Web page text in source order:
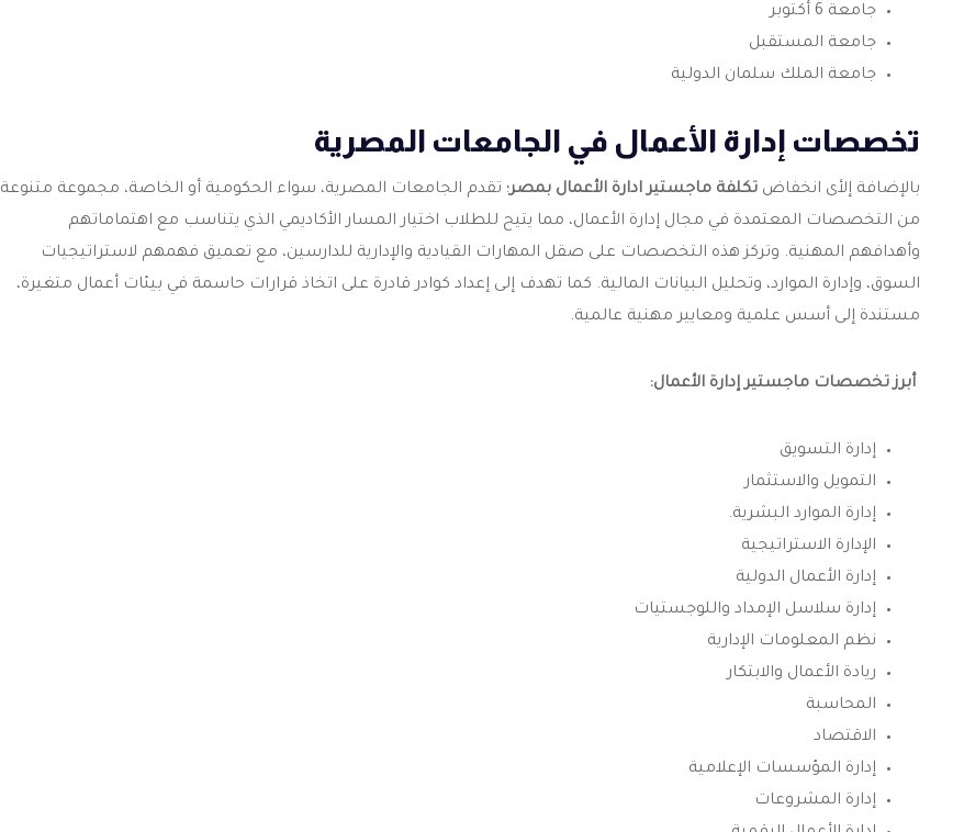
جامعة 6 أكتوبر
جامعة المستقبل
جامعة الملك سلمان الدولية
تخصصات إدارة الأعمال في الجامعات المصرية
بالإضافة إلأى انخفاض تكلفة ماجستير ادارة الأعمال بمصر؛ تقدم الجامعات المصرية، سواء الحكومية أو الخاصة، مجموعة متنوعة
من التخصصات المعتمدة في مجال إدارة الأعمال، مما يتيح للطلاب اختيار المسار الأكاديمي الذي يتناسب مع اهتماماتهم
وأهدافهم المهنية. وتركز هذه التخصصات على صقل المهارات القيادية والإدارية للدارسين، مع تعميق فهمهم لاستراتيجيات
السوق، وإدارة الموارد، وتحليل البيانات المالية. كما تهدف إلى إعداد كوادر قادرة على اتخاذ قرارات حاسمة في بيئات أعمال متغيرة،
مستندة إلى أسس علمية ومعايير مهنية عالمية.
أبرز تخصصات ماجستير إدارة الأعمال:
إدارة التسويق
التمويل والاستثمار
إدارة الموارد البشرية.
الإدارة الاستراتيجية
إدارة الأعمال الدولية
إدارة سلاسل الإمداد واللوجستيات
نظم المعلومات الإدارية
ريادة الأعمال والابتكار
المحاسبة
الاقتصاد
إدارة المؤسسات الإعلامية
إدارة المشروعات